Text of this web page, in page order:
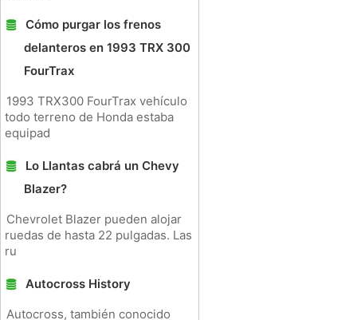
Cómo purgar los frenos
delanteros en 1993 TRX 300
FourTrax
1993 TRX300 FourTrax vehículo
todo terreno de Honda estaba
equipad
Lo Llantas cabrá un Chevy
Blazer?
Chevrolet Blazer pueden alojar
ruedas de hasta 22 pulgadas. Las
ru
Autocross History
Autocross, también conocido